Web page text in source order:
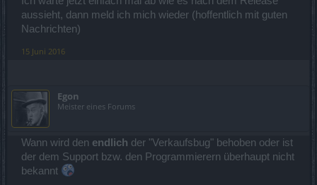
aussieht, dann meld ich mich wieder (hoffentlich mit guten
Nachrichten)
15 Juni 2016
Egon
Meister eines Forums
Wann wird den endlich der "Verkaufsbug" behoben oder ist
der dem Support bzw. den Programmierern überhaupt nicht
bekannt